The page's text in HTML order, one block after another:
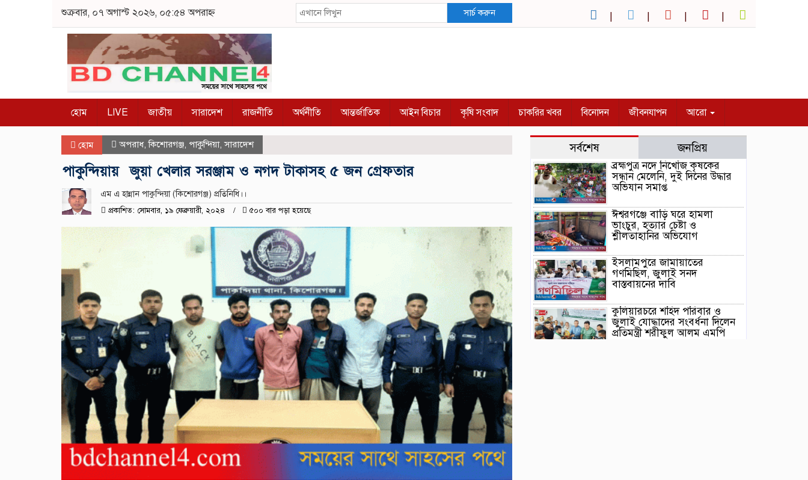
শুক্রবার, ০৭ অগাস্ট ২০২৬, ০৫:৫৪ অপরাহ্ন সার্চ করুন
হোম LIVE জাতীয় সারাদেশ রাজনীতি অর্থনীতি আন্তর্জাতিক আইন বিচার কৃষি সংবাদ চাকরির খবর বিনোদন জীবনযাপন আরো
হোম অপরাধ,কিশোরগঞ্জ, পাকুন্দিয়া,সারাদেশ
পাকুন্দিয়ায় জুয়া খেলার সরঞ্জাম ও নগদ টাকাসহ ৫ জন গ্রেফতার
এম এ হান্নান পাকুন্দিয়া (কিশোরগঞ্জ) প্রতিনিধি।।
প্রকাশিত: সোমবার, ১৯ ফেব্রুয়ারী, ২০২৪ ৫০০ বার পড়া হয়েছে
সর্বশেষ জনপ্রিয়
ব্রহ্মপুত্র নদে নিখোঁজ কৃষকের
সন্ধান মেলেনি, দুই দিনের উদ্ধার
অভিযান সমাপ্ত
ঈশ্বরগঞ্জে বাড়ি ঘরে হামলা
ভাংচুর, হত্যার চেষ্টা ও
শ্লীলতাহানির অভিযোগ
ইসলামপুরে জামায়াতের
গণমিছিল, জুলাই সনদ
বাস্তবায়নের দাবি
কুলিয়ারচরে শহিদ পরিবার ও
জুলাই যোদ্ধাদের সংবর্ধনা দিলেন
প্রতিমন্ত্রী শরীফুল আলম এমপি